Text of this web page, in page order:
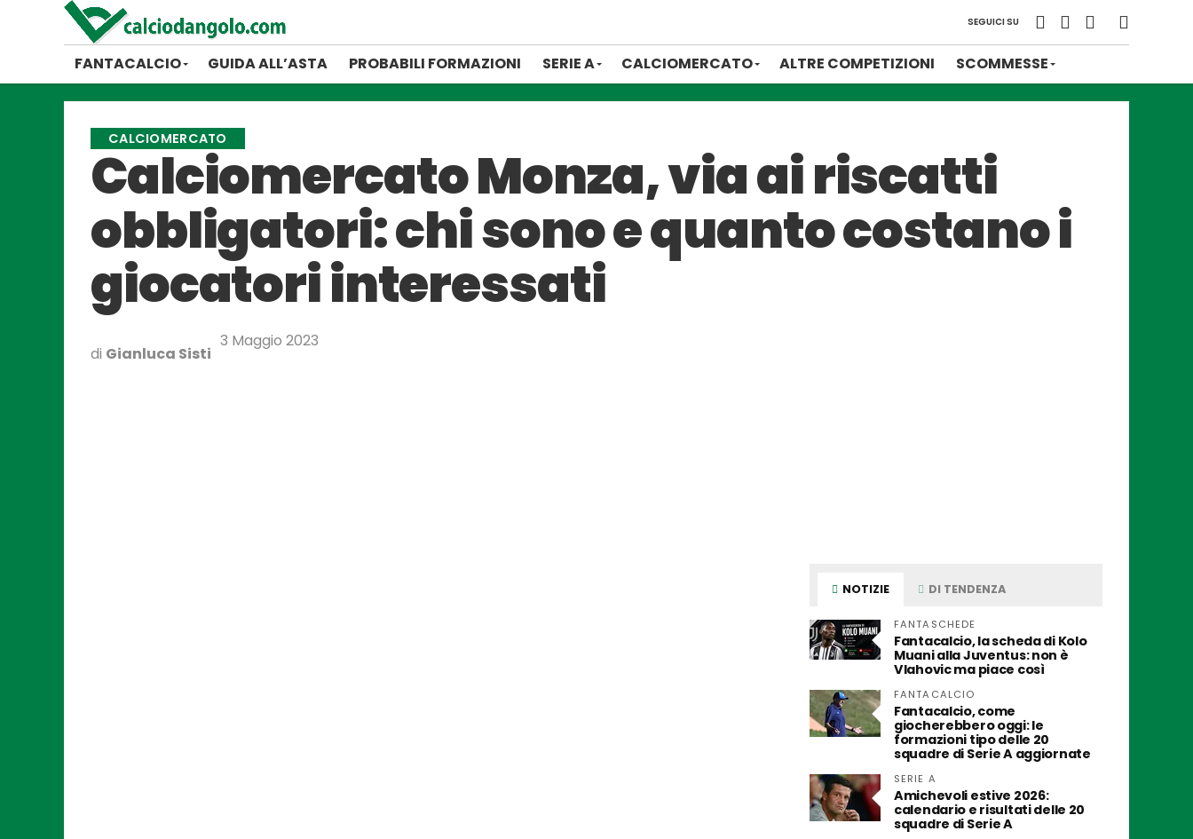
SEGUICI SU
FANTACALCIO GUIDA ALL’ASTA PROBABILI FORMAZIONI SERIE A CALCIOMERCATO ALTRE COMPETIZIONI SCOMMESSE
CALCIOMERCATO
Calciomercato Monza, via ai riscatti
obbligatori: chi sono e quanto costano i
giocatori interessati
di Gianluca Sisti
3 Maggio 2023
NOTIZIE DI TENDENZA
FANTASCHEDE
Fantacalcio, la scheda di Kolo
Muani alla Juventus: non è
Vlahovic ma piace così
FANTACALCIO
Fantacalcio, come
giocherebbero oggi: le
formazioni tipo delle 20
squadre di Serie A aggiornate
SERIE A
Amichevoli estive 2026:
calendario e risultati delle 20
squadre di Serie A